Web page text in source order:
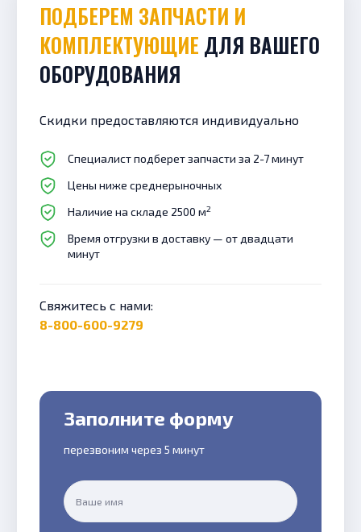
ПОДБЕРЕМ ЗАПЧАСТИ И
КОМПЛЕКТУЮЩИЕ ДЛЯ ВАШЕГО
ОБОРУДОВАНИЯ
Скидки предоставляются индивидуально
Специалист подберет запчасти за 2-7 минут
Цены ниже среднерыночных
Наличие на складе 2500 м2
Время отгрузки в доставку — от двадцати
минут
Свяжитесь с нами:
8-800-600-9279
Заполните форму
перезвоним через 5 минут
Ваше имя